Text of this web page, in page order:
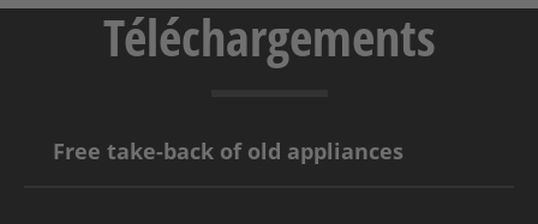
Téléchargements
Free take-back of old appliances